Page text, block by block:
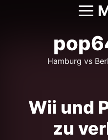
Hamburg vs
Wii und
zu